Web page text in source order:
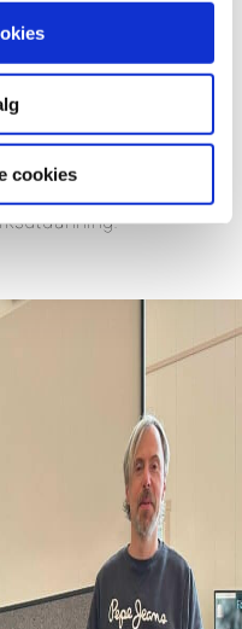
cookies
fremdrift og
minimerer risikoen for
Alle disse
som en del av pensum
sier Charles